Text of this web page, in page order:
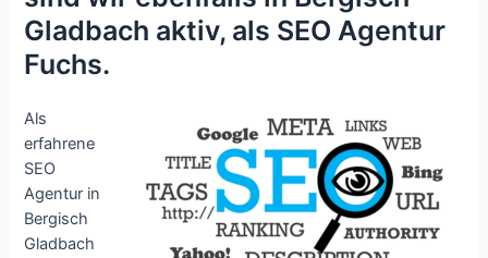
Gladbach aktiv, als SEO Agentur
Fuchs.
Als
erfahrene
SEO
Agentur in
Bergisch
Gladbach